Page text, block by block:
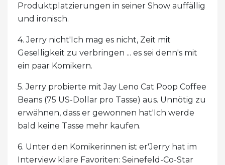
Produktplatzierungen in seiner Show auffällig
und ironisch.
4. Jerry nicht'Ich mag es nicht, Zeit mit
Geselligkeit zu verbringen ... es sei denn's mit
ein paar Komikern.
5. Jerry probierte mit Jay Leno Cat Poop Coffee
Beans (75 US-Dollar pro Tasse) aus. Unnötig zu
erwähnen, dass er gewonnen hat'Ich werde
bald keine Tasse mehr kaufen.
6. Unter den Komikerinnen ist er'Jerry hat im
Interview klare Favoriten: Seinefeld-Co-Star